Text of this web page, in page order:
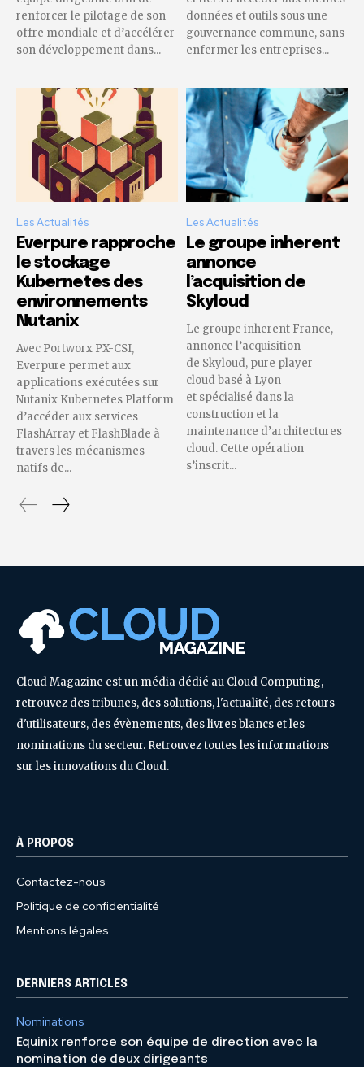
renforcer le pilotage de son
offre mondiale et d’accélérer
son développement dans...
données et outils sous une
gouvernance commune, sans
enfermer les entreprises...
Les Actualités
Everpure rapproche
le stockage
Kubernetes des
environnements
Nutanix
Avec Portworx PX-CSI,
Everpure permet aux
applications exécutées sur
Nutanix Kubernetes Platform
d’accéder aux services
FlashArray et FlashBlade à
travers les mécanismes
natifs de...
Les Actualités
Le groupe inherent
annonce
l’acquisition de
Skyloud
Le groupe inherent France,
annonce l’acquisition
de Skyloud, pure player
cloud basé à Lyon
et spécialisé dans la
construction et la
maintenance d’architectures
cloud. Cette opération
s’inscrit...
Cloud Magazine est un média dédié au Cloud Computing,
retrouvez des tribunes, des solutions, l'actualité, des retours
d'utilisateurs, des évènements, des livres blancs et les
nominations du secteur. Retrouvez toutes les informations
sur les innovations du Cloud.
À PROPOS
Contactez-nous
Politique de confidentialité
Mentions légales
DERNIERS ARTICLES
Nominations
Equinix renforce son équipe de direction avec la
nomination de deux dirigeants